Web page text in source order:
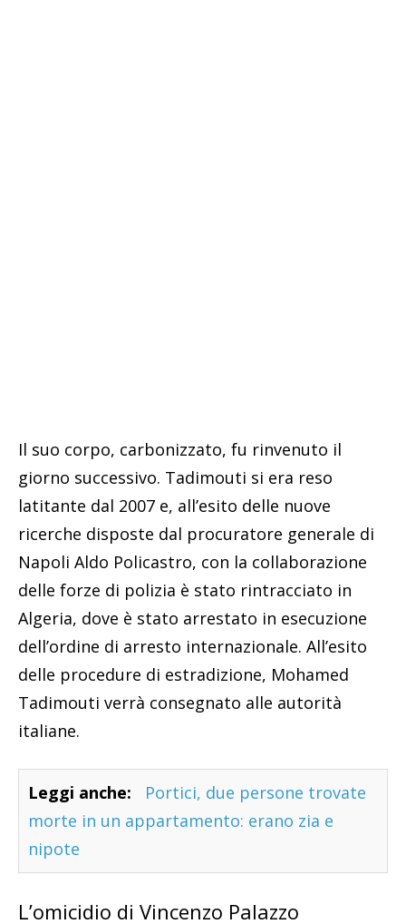
Il suo corpo, carbonizzato, fu rinvenuto il
giorno successivo. Tadimouti si era reso
latitante dal 2007 e, all’esito delle nuove
ricerche disposte dal procuratore generale di
Napoli Aldo Policastro, con la collaborazione
delle forze di polizia è stato rintracciato in
Algeria, dove è stato arrestato in esecuzione
dell’ordine di arresto internazionale. All’esito
delle procedure di estradizione, Mohamed
Tadimouti verrà consegnato alle autorità
italiane.
Leggi anche:
Portici, due persone trovate
morte in un appartamento: erano zia e
nipote
L’omicidio di Vincenzo Palazzo